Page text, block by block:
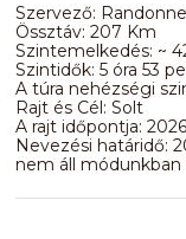
Szervező:
Össztáv: 207 Km
Szintemelkedés: ~
Szintidők: 5 óra 53
A túra nehézségi
Rajt és Cél: Solt
A rajt időpontja:
Nevezési határidő:
nem áll